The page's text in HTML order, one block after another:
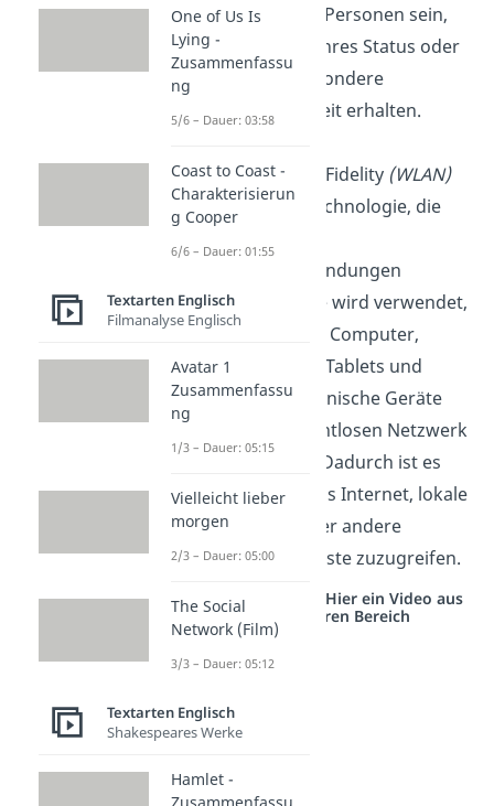
einflussreiche Personen sein,
die aufgrund ihres Status oder
ihrer Rolle besondere
Aufmerksamkeit erhalten.
WiFi: Wireless Fidelity (WLAN)
WiFi ist eine Technologie, die
Netzwerkverbindungen
ermöglicht. Sie wird verwendet,
um Geräte wie Computer,
Smartphones, Tablets und
andere elektronische Geräte
mit einem drahtlosen Netzwerk
zu verbinden. Dadurch ist es
möglich auf das Internet, lokale
Netzwerke oder andere
drahtlose Dienste zuzugreifen.
Studyflix vernetzt: Hier ein Video aus
einem anderen Bereich
One of Us Is
Lying -
Zusammenfassu
ng
5/6 – Dauer: 03:58
Coast to Coast -
Charakterisierun
g Cooper
6/6 – Dauer: 01:55
Textarten Englisch
Filmanalyse Englisch
Avatar 1
Zusammenfassu
ng
1/3 – Dauer: 05:15
Vielleicht lieber
morgen
2/3 – Dauer: 05:00
The Social
Network (Film)
3/3 – Dauer: 05:12
Textarten Englisch
Shakespeares Werke
Hamlet -